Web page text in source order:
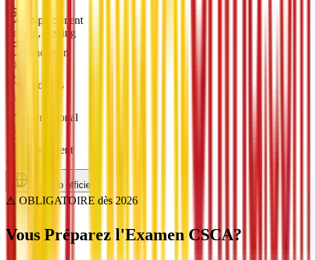
Emplacement
Beijing, Beijing
Fondée en
1953
Étudiants
25000
International
1500
Classement
QS 601-650
Site web officiel
⚠️ OBLIGATOIRE dès 2026
Vous Préparez l'Examen CSCA?